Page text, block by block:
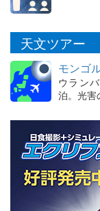
天文ツアー
モンゴ
ウラン
泊。光害